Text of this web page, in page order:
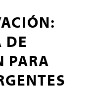
DE
PARA